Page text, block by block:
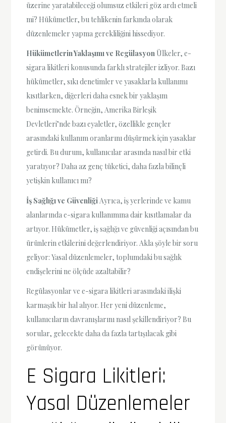
üzerine yaratabileceği olumsuz etkileri göz ardı etmeli
mi? Hükümetler, bu tehlikenin farkında olarak
düzenlemeler yapma gerekliliğini hissediyor.
Hükümetlerin Yaklaşımı ve Regülasyon Ülkeler, e-
sigara likitleri konusunda farklı stratejiler izliyor. Bazı
hükümetler, sıkı denetimler ve yasaklarla kullanımı
kısıtlarken, diğerleri daha esnek bir yaklaşım
benimsemekte. Örneğin, Amerika Birleşik
Devletleri’nde bazı eyaletler, özellikle gençler
arasındaki kullanım oranlarını düşürmek için yasaklar
getirdi. Bu durum, kullanıcılar arasında nasıl bir etki
yaratıyor? Daha az genç tüketici, daha fazla bilinçli
yetişkin kullanıcı mı?
İş Sağlığı ve Güvenliği Ayrıca, iş yerlerinde ve kamu
alanlarında e-sigara kullanımına dair kısıtlamalar da
artıyor. Hükümetler, iş sağlığı ve güvenliği açısından bu
ürünlerin etkilerini değerlendiriyor. Akla şöyle bir soru
geliyor: Yasal düzenlemeler, toplumdaki bu sağlık
endişelerini ne ölçüde azaltabilir?
Regülasyonlar ve e-sigara likitleri arasındaki ilişki
karmaşık bir hal alıyor. Her yeni düzenleme,
kullanıcıların davranışlarını nasıl şekillendiriyor? Bu
sorular, gelecekte daha da fazla tartışılacak gibi
görünüyor.
E Sigara Likitleri:
Yasal Düzenlemeler